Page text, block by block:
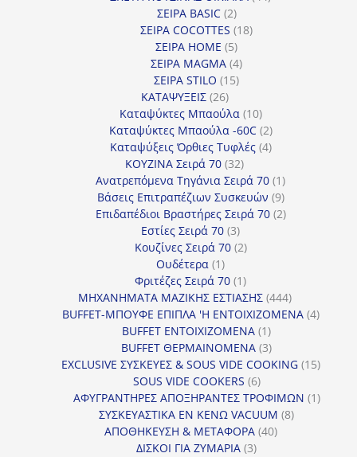
ΣΕΙΡΑ BASIC 22
προϊόντα
ΣΕΙΡΑ COCOTTES 1818
ΣΕΙΡΑ HOME 55
προϊόντα
ΣΕΙΡΑ MAGMA 44
προϊόντα
ΣΕΙΡΑ STILO 1515
ΚΑΤΑΨΥΞΕΙΣ 2626
προϊόντα
Καταψύκτες Μπαούλα 1010
προϊόντα
Καταψύκτες Μπαούλα -60C 22
προϊόντα
Καταψύξεις Όρθιες Τυφλές 44
ΚΟΥΖΙΝΑ Σειρά 70 3232
προϊόντα
Ανατρεπόμενα Τηγάνια Σειρά 70 11
προϊόν
Βάσεις Επιτραπέζιων Συσκευών 99
προϊόντα
Επιδαπέδιοι Βραστήρες Σειρά 70 22
Εστίες Σειρά 70 33
προϊόντα
Κουζίνες Σειρά 70 22
Ουδέτερα 11
προϊόν
Φριτέζες Σειρά 70 11
προϊόν
ΜΗΧΑΝΗΜΑΤΑ ΜΑΖΙΚΗΣ ΕΣΤΙΑΣΗΣ 444444
προϊόντα
BUFFET-ΜΠΟΥΦΕ ΕΠΙΠΛΑ 'Η ΕΝΤΟΙΧΙΖΟΜΕΝΑ 44
BUFFET ΕΝΤΟΙΧΙΖΟΜΕΝΑ 11
προϊόν
BUFFET ΘΕΡΜΑΙΝΟΜΕΝΑ 33
προϊόντα
EXCLUSIVE ΣΥΣΚΕΥΕΣ & SOUS VIDE COOKING 1515
SOUS VIDE COOKERS 66
προϊόντα
ΑΦΥΓΡΑΝΤΗΡΕΣ ΑΠΟΞΗΡΑΝΤΕΣ ΤΡΟΦΙΜΩΝ 11
ΣΥΣΚΕΥΑΣΤΙΚΑ ΕΝ ΚΕΝΩ VACUUM 88
ΑΠΟΘΗΚΕΥΣΗ & ΜΕΤΑΦΟΡΑ 4040
ΔΙΣΚΟΙ ΓΙΑ ΖΥΜΑΡΙΑ 33